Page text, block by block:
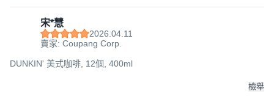
宋*慧
2026.04.11
賣家: Coupang Corp.
DUNKIN' 美式咖啡, 12個, 400ml
檢舉